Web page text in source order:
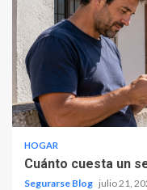
HOGAR
Cuánto cuesta un
Segurarse Blog julio 21,